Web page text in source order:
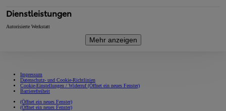
Dienstleistungen
Autorisierte Werkstatt
Mehr anzeigen
Impressum
Datenschutz- und Cookie-Richtlinien
Cookie-Einstellungen / Widerruf(Öffnet ein neues Fenster)
Barrierefreiheit
(Öffnet ein neues Fenster)
(Öffnet ein neues Fenster)